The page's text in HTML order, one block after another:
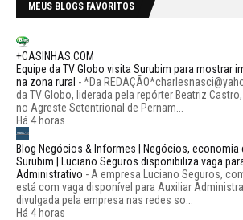
MEUS BLOGS FAVORITOS
+CASINHAS.COM
Equipe da TV Globo visita Surubim para mostrar
na zona rural -*Da
da TV Globo, liderada pela repórter Beatriz
no Agreste Setentrional de Pernam...
Há 4 horas
Blog Negócios & Informes | Negócios, economia
Surubim | Luciano Seguros disponibiliza vaga
Administrativo - A empresa Luciano Seguros,
está com vaga disponível para Auxiliar
divulgada pela empresa nas redes so...
Há 4 horas